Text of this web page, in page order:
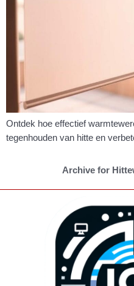
Ontdek hoe effectief
tegenhouden van hitte en
Archive for